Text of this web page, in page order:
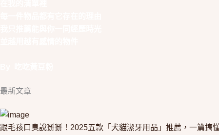
最新文章
跟毛孩口臭說掰掰！2025五款「犬貓潔牙用品」推薦，一篇搞